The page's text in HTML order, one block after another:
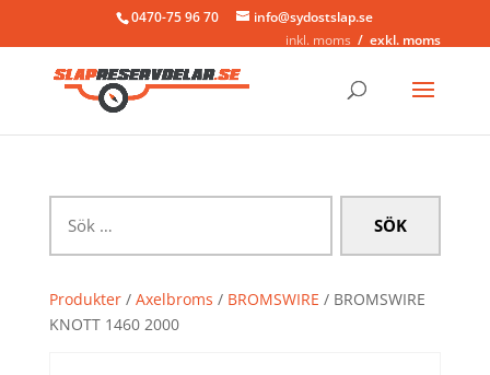
0470-75 96 70
info@sydostslap.se
inkl. moms
exkl. moms
efter:
Produkter/ Axelbroms / BROMSWIRE / BROMSWIRE
KNOTT 1460 2000